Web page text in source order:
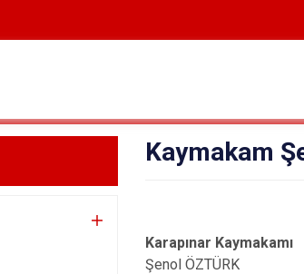
Kaymakam
Karapınar Kaymakamı
Şenol ÖZTÜRK